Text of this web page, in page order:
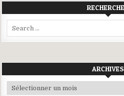
ARCHIVES
Archives